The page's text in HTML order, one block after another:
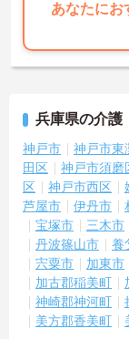
あなたにお
兵庫県の介護
神戸市 神戸市東
田区
神戸市須磨
区
神戸市西区
芦屋市
伊丹市
宝塚市
三木市
丹波篠山市
養
宍粟市
加東市
加古郡稲美町
神崎郡神河町
美方郡香美町